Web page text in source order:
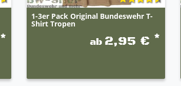
*
1-3er Pack Original Bundeswehr T-
Shirt Tropen
ab 2,95 € *